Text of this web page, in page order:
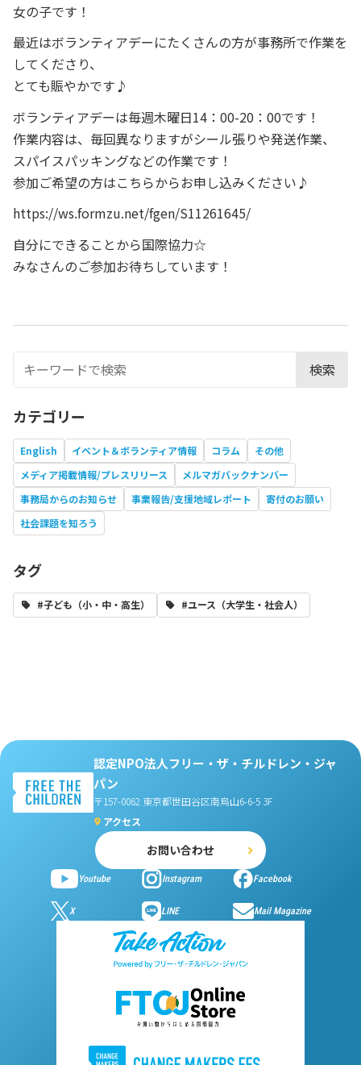
女の子です！
最近はボランティアデーにたくさんの方が事務所で作業を
してくださり、
とても賑やかです♪
ボランティアデーは毎週木曜日14：00-20：00です！
作業内容は、毎回異なりますがシール張りや発送作業、
スパイスパッキングなどの作業です！
参加ご希望の方はこちらからお申し込みください♪
https://ws.formzu.net/fgen/S11261645/
自分にできることから国際協力☆
みなさんのご参加お待ちしています！
検索
カテゴリー
English イベント＆ボランティア情報 コラム
その他
メディア掲載情報/プレスリリース
メルマガバックナンバー
事務局からのお知らせ
事業報告/支援地域レポート
寄付のお願い
社会課題を知ろう
タグ
#子ども（小・中・高生） #ユース（大学生・社会人）
認定NPO法人フリー・ザ・チルドレン・ジャ
パン
〒157-0062 東京都世田谷区南烏山6-6-5 3F
アクセス
お問い合わせ
Youtube Instagram Facebook
X LINE Mail Magazine